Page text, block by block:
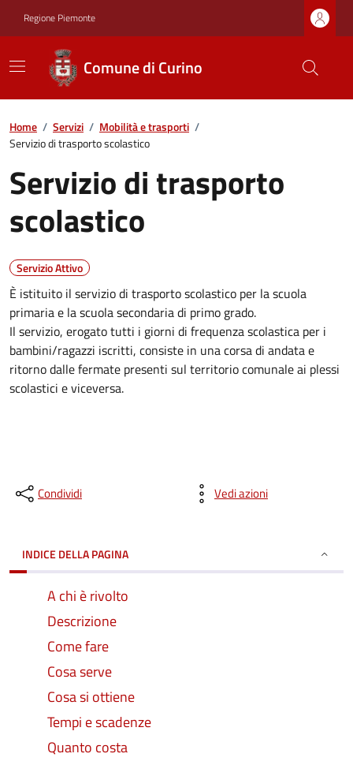
Regione Piemonte
Comune di Curino
Home / Servizi / Mobilità e trasporti /
Servizio di trasporto scolastico
Servizio di trasporto
scolastico
Servizio Attivo
È istituito il servizio di trasporto scolastico per la scuola
primaria e la scuola secondaria di primo grado.
Il servizio, erogato tutti i giorni di frequenza scolastica per i
bambini/ragazzi iscritti, consiste in una corsa di andata e
ritorno dalle fermate presenti sul territorio comunale ai plessi
scolastici e viceversa.
Condividi Vedi azioni
INDICE DELLA PAGINA
A chi è rivolto
Descrizione
Come fare
Cosa serve
Cosa si ottiene
Tempi e scadenze
Quanto costa